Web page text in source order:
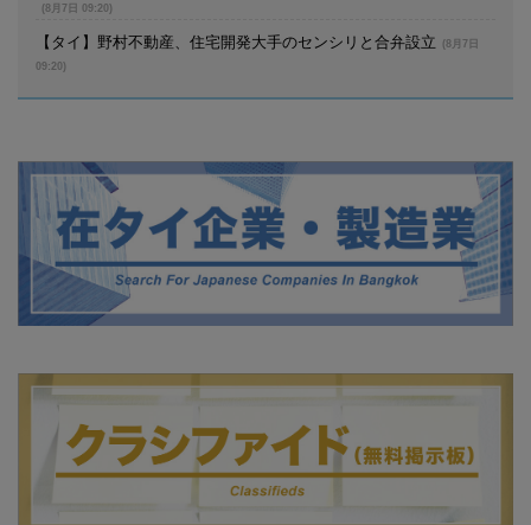
(8月7日 09:20)
【タイ】野村不動産、住宅開発大手のセンシリと合弁設立
(8月7日
09:20)